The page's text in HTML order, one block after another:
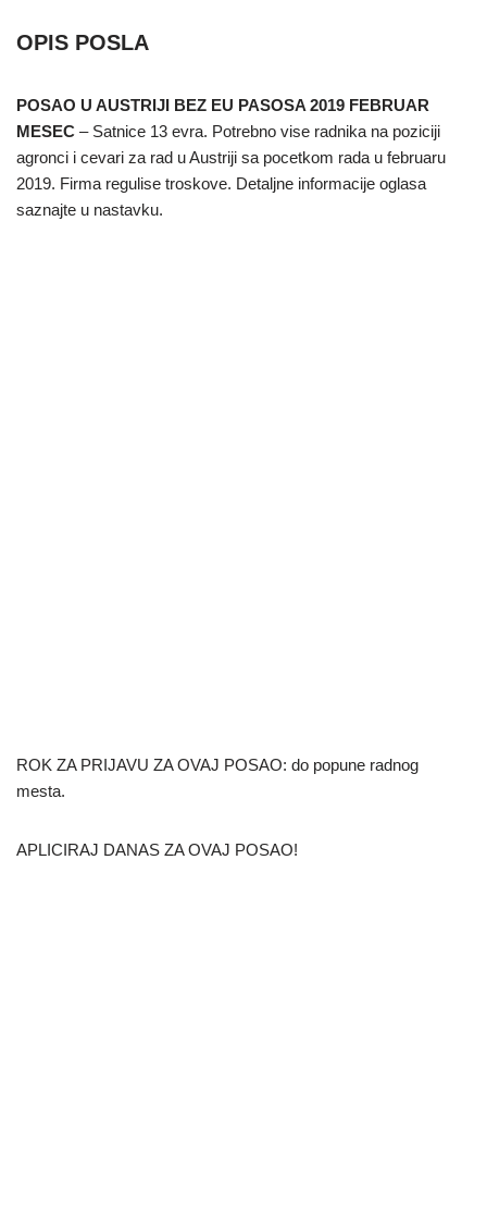
OPIS POSLA
POSAO U AUSTRIJI BEZ EU PASOSA 2019 FEBRUAR
MESEC – Satnice 13 evra. Potrebno vise radnika na poziciji
agronci i cevari za rad u Austriji sa pocetkom rada u februaru
2019. Firma regulise troskove. Detaljne informacije oglasa
saznajte u nastavku.
ROK ZA PRIJAVU ZA OVAJ POSAO: do popune radnog
mesta.
APLICIRAJ DANAS ZA OVAJ POSAO!